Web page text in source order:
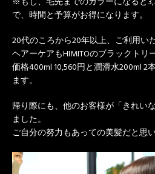
で、時間と予算がお得になります。
20代のころから20年以上、ご利用い
ヘアーケアもHIMITOのブラックト
価格400ml 10,560円と潤滑水200ml
ます。
帰り際にも、他のお客様が「きれい
ました。
ご自分の努力もあっての美髪だと思い